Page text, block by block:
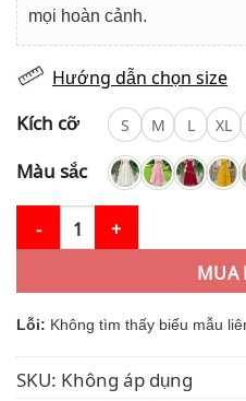
mọi hoàn cảnh.
Hướng dẫn chọn size
Kích cỡ S M L XL
Màu sắc
Váy Thiết Kế MDU4244 Màu
MUA
Lỗi: Không tìm thấy biểu mẫu
SKU:Không áp dụng